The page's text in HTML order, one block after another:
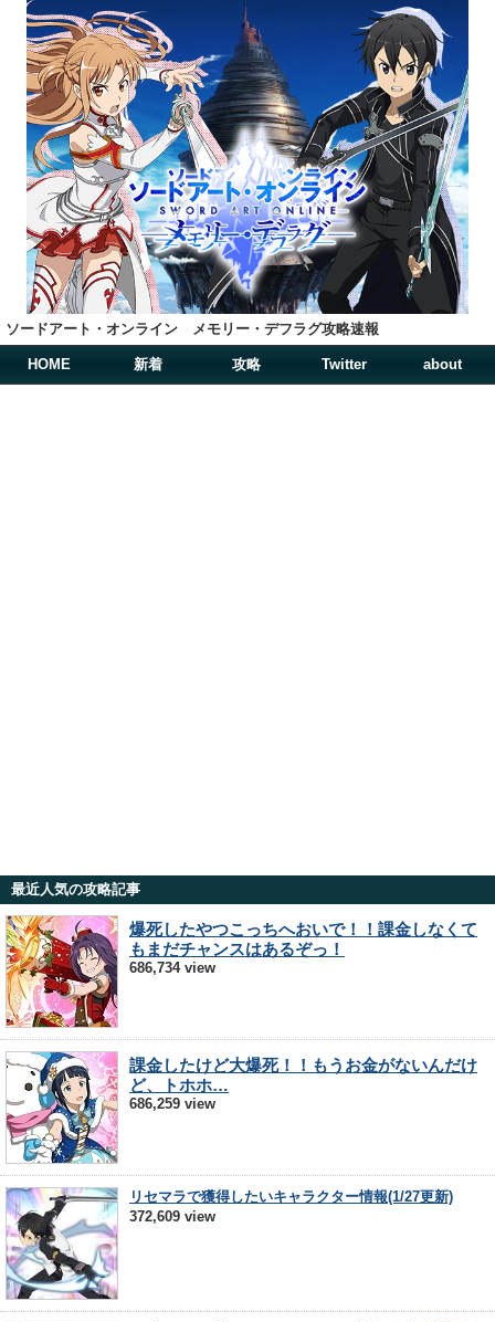
ソードアート・オンライン メモリー・デフラグ攻略速報
HOME 新着 攻略 Twitter about
最近人気の攻略記事
爆死したやつこっちへおいで！！課金しなくて
もまだチャンスはあるぞっ！
686,734 view
課金したけど大爆死！！もうお金がないんだけ
ど、トホホ…
686,259 view
リセマラで獲得したいキャラクター情報(1/27更新)
372,609 view